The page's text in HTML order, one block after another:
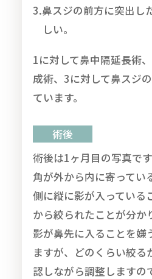
3.鼻スジの前方に突出し
しい。
1に対して鼻中隔延長術
成術、3に対して鼻スジ
ています。
術後
術後は1ヶ月目の写真で
角が外から内に寄ってい
側に縦に影が入っている
から絞られたことが分か
影が鼻先に入ることを嫌
ますが、どのくらい絞る
認しながら調整しますの